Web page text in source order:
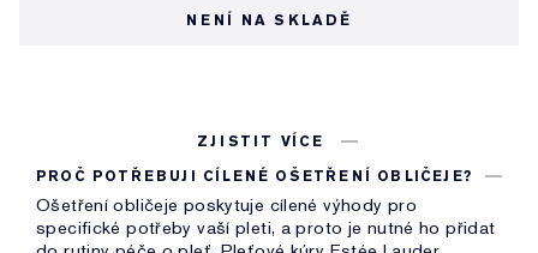
NENÍ NA SKLADĚ
ZJISTIT VÍCE
PROČ POTŘEBUJI CÍLENÉ OŠETŘENÍ OBLIČEJE?
Ošetření obličeje poskytuje cílené výhody pro
specifické potřeby vaší pleti, a proto je nutné ho přidat